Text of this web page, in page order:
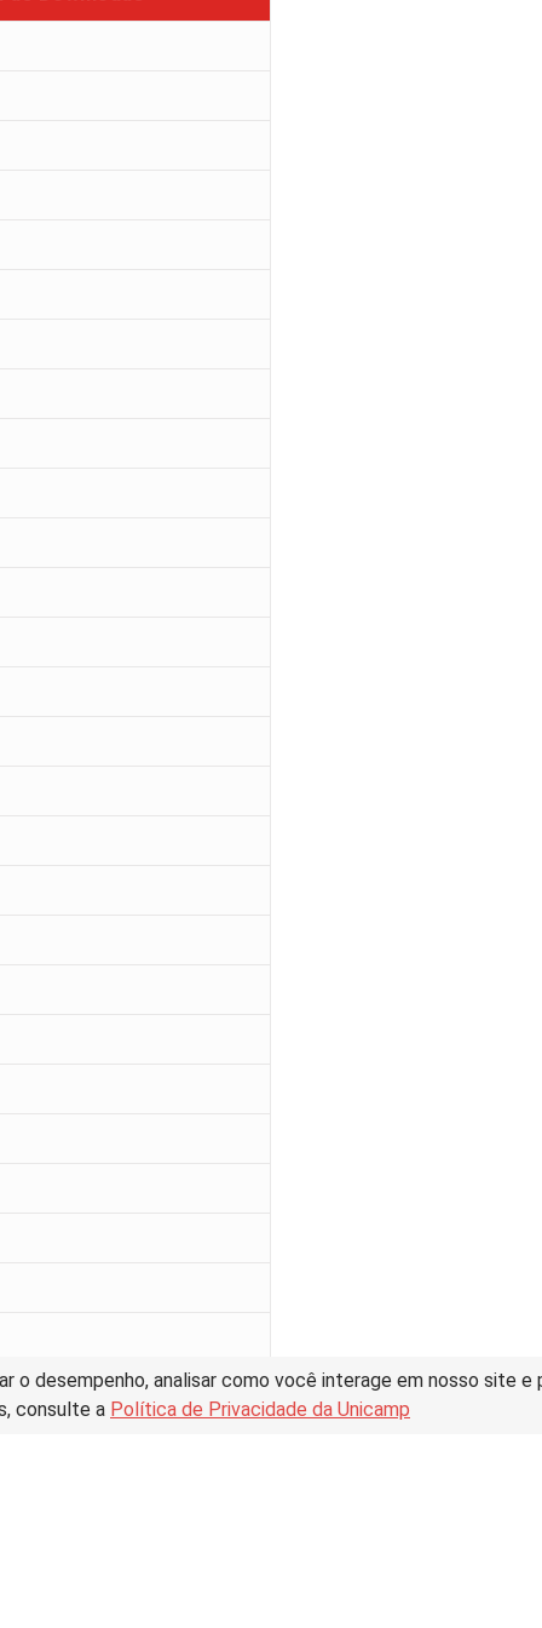
o desempenho, analisar como você interage em nosso site
consulte a Política de Privacidade da Unicamp